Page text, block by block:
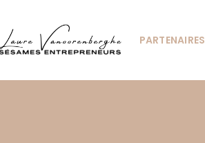
PARTENAIRES